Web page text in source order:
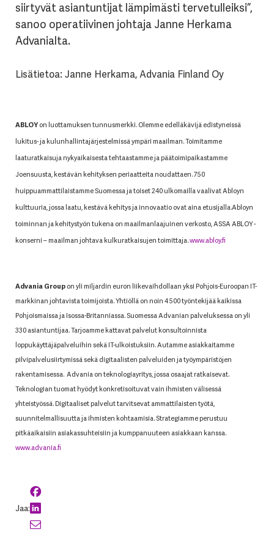
siirtyvät asiantuntijat lämpimästi tervetulleiksi”,
sanoo operatiivinen johtaja Janne Herkama
Advanialta.
Lisätietoa: Janne Herkama, Advania Finland Oy
ABLOYon luottamuksen tunnusmerkki. Olemme edelläkävijä edistyneissä
lukitus- ja kulunhallintajärjestelmissä ympäri maailman. Toimitamme
laaturatkaisuja nykyaikaisesta tehtaastamme ja päätoimipaikastamme
Joensuusta, kestävän kehityksen periaatteita noudattaen. 750
huippuammattilaistamme Suomessa ja toiset 240 ulkomailla vaalivat Abloyn
kulttuuria, jossa laatu, kestävä kehitys ja innovaatio ovat aina etusijalla.Abloyn
toiminnan ja kehitystyön tukena on maailmanlaajuinen verkosto, ASSA ABLOY -
konserni – maailman johtava kulkuratkaisujen toimittaja.www.abloy.fi
Advania Groupon yli miljardin euron liikevaihdollaan yksi Pohjois-Euroopan IT-
markkinan johtavista toimijoista. Yhtiöllä on noin 4 500 työntekijää kaikissa
Pohjoismaissa ja Isossa-Britanniassa. Suomessa Advanian palveluksessa on yli
330 asiantuntijaa. Tarjoamme kattavat palvelut konsultoinnista
loppukäyttäjäpalveluihin sekä IT-ulkoistuksiin. Autamme asiakkaitamme
pilvipalvelusiirtymissä sekä digitaalisten palveluiden ja työympäristöjen
rakentamisessa. Advania on teknologiayritys, jossa osaajat ratkaisevat.
Teknologian tuomat hyödyt konkretisoituvat vain ihmisten välisessä
yhteistyössä. Digitaaliset palvelut tarvitsevat ammattilaisten työtä,
suunnitelmallisuutta ja ihmisten kohtaamisia. Strategiamme perustuu
pitkäaikaisiin asiakassuhteisiin ja kumppanuuteen asiakkaan kanssa.
www.advania.fi
Jaa: